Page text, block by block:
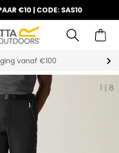
€10 | CODE: SAS10
vanaf €100
1 | 8